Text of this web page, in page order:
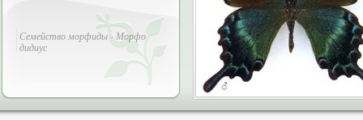
Семейство морфиды - Морфо
дидиус